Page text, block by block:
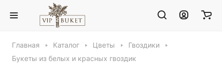
Главная Каталог Цветы
Гвоздики
Букеты из белых и красных гвоздик